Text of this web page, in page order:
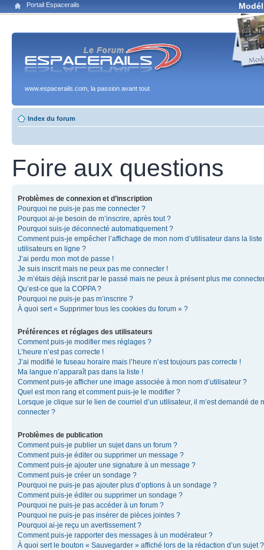
Portail Espacerails
www.espacerails.com, la passion avant tout
Index du forum
Foire aux questions
Problèmes de connexion et d’inscription
Pourquoi ne puis-je pas me connecter ?
Pourquoi ai-je besoin de m’inscrire, après tout ?
Pourquoi suis-je déconnecté automatiquement ?
Comment puis-je empêcher l’affichage de mon nom d’utilisateur dans la liste
utilisateurs en ligne ?
J’ai perdu mon mot de passe !
Je suis inscrit mais ne peux pas me connecter !
Je m’étais déjà inscrit par le passé mais ne peux à présent plus me
Qu’est-ce que la COPPA ?
Pourquoi ne puis-je pas m’inscrire ?
À quoi sert « Supprimer tous les cookies du forum » ?
Préférences et réglages des utilisateurs
Comment puis-je modifier mes réglages ?
L’heure n’est pas correcte !
J’ai modifié le fuseau horaire mais l’heure n’est toujours pas correcte !
Ma langue n’apparaît pas dans la liste !
Comment puis-je afficher une image associée à mon nom d’utilisateur ?
Quel est mon rang et comment puis-je le modifier ?
Lorsque je clique sur le lien de courriel d’un utilisateur, il m’est demandé de
connecter ?
Problèmes de publication
Comment puis-je publier un sujet dans un forum ?
Comment puis-je éditer ou supprimer un message ?
Comment puis-je ajouter une signature à un message ?
Comment puis-je créer un sondage ?
Pourquoi ne puis-je pas ajouter plus d’options à un sondage ?
Comment puis-je éditer ou supprimer un sondage ?
Pourquoi ne puis-je pas accéder à un forum ?
Pourquoi ne puis-je pas insérer de pièces jointes ?
Pourquoi ai-je reçu un avertissement ?
Comment puis-je rapporter des messages à un modérateur ?
À quoi sert le bouton « Sauvegarder » affiché lors de la rédaction d’un sujet ?